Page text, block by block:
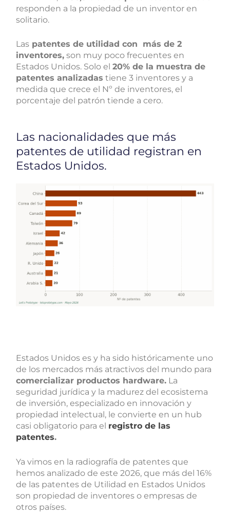
responden a la propiedad de un inventor en
solitario.
Las patentes de utilidad con más de 2
inventores, son muy poco frecuentes en
Estados Unidos. Solo el20% de la muestra de
patentes analizadas tiene 3 inventores y a
medida que crece el Nº de inventores, el
porcentaje del patrón tiende a cero.
Las nacionalidades que más
patentes de utilidad registran en
Estados Unidos.
Estados Unidos es y ha sido históricamente uno
de los mercados más atractivos del mundo para
comercializar productos hardware. La
seguridad jurídica y la madurez del ecosistema
de inversión, especializado en innovación y
propiedad intelectual, le convierte en un hub
casi obligatorio para el registro de las
patentes.
Ya vimos en la radiografía de patentes que
hemos analizado de este 2026, que más del 16%
de las patentes de Utilidad en Estados Unidos
son propiedad de inventores o empresas de
otros países.